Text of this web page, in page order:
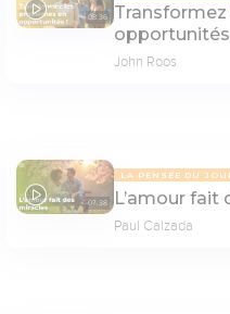
08:36
opportunités
John Roos
07:38
LA PENSÉE DU
L’amour fait
Paul Calzada